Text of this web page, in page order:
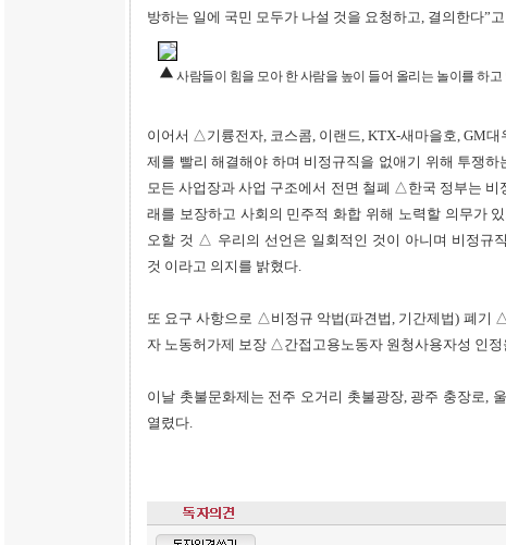
방하는 일에 국민 모두가 나설 것을 요청하고, 결의한다”
사람들이 힘을 모아 한 사람을 높이 들어 올리는 놀이를 하
이어서 △기륭전자, 코스콤, 이랜드, KTX-새마을호, GM
제를 빨리 해결해야 하며 비정규직을 없애기 위해 투쟁
모든 사업장과 사업 구조에서 전면 철폐 △한국 정부는 비
래를 보장하고 사회의 민주적 화합 위해 노력할 의무가
오할 것 △ 우리의 선언은 일회적인 것이 아니며 비정규
것 이라고 의지를 밝혔다.
또 요구 사항으로 △비정규 악법(파견법, 기간제법) 폐기
자 노동허가제 보장 △간접고용노동자 원청사용자성 인정
이날 촛불문화제는 전주 오거리 촛불광장, 광주 충장로,
열렸다.